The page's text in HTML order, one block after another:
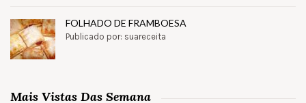
FOLHADO DE FRAMBOESA
Publicado por: suareceita
Mais Vistas Das Semana